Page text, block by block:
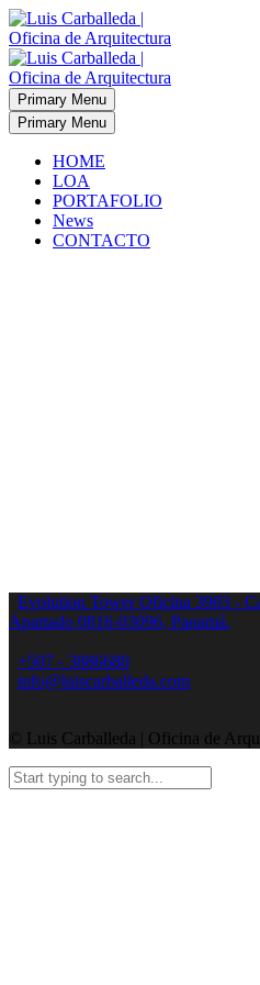
Primary Menu
Primary Menu
HOME
LOA
PORTAFOLIO
News
CONTACTO
Evolution Tower Oficina 3903 -
Apartado 0816-03096, Panamá.
+507 - 3886680
info@luiscarballeda.com
© Luis Carballeda | Oficina de